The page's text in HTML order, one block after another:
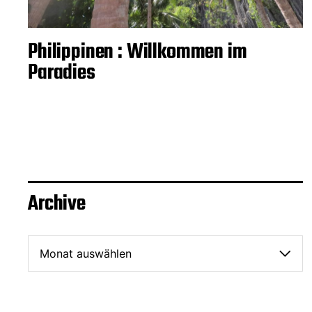
Philippinen : Willkommen im
Paradies
Archive
A
c